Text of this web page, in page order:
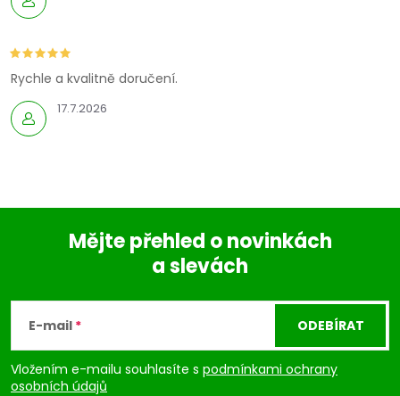
17.7.2026
Rychle a kvalitně doručení.
p
Mějte přehled o novinkách
a slevách
E-mail
Vložením e-mailu souhlasíte s podmínkami ochrany
osobních údajů
ODEBÍRAT